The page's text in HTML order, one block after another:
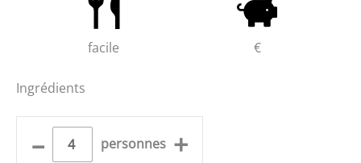
facile €
Ingrédients
– personnes +